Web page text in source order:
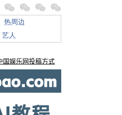
热周边
艺人